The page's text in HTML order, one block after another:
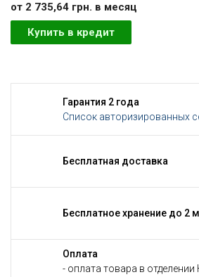
от 2 735,64 грн. в месяц
Купить в кредит
Гарантия 2 года
Список авторизированных
Бесплатная доставка
Бесплатное хранение до 2
Оплата
- оплата товара в